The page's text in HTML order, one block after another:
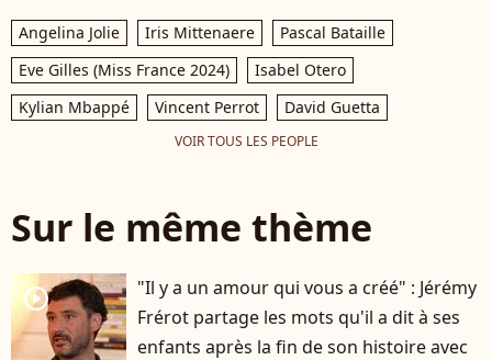
Angelina Jolie Iris Mittenaere
Pascal Bataille
Eve Gilles (Miss France 2024)
Isabel Otero
Kylian Mbappé
Vincent Perrot David Guetta
VOIR TOUS LES PEOPLE
Sur le même thème
player2
"Il y a un amour qui vous a créé" : Jérémy
Frérot partage les mots qu'il a dit à ses
enfants après la fin de son histoire avec